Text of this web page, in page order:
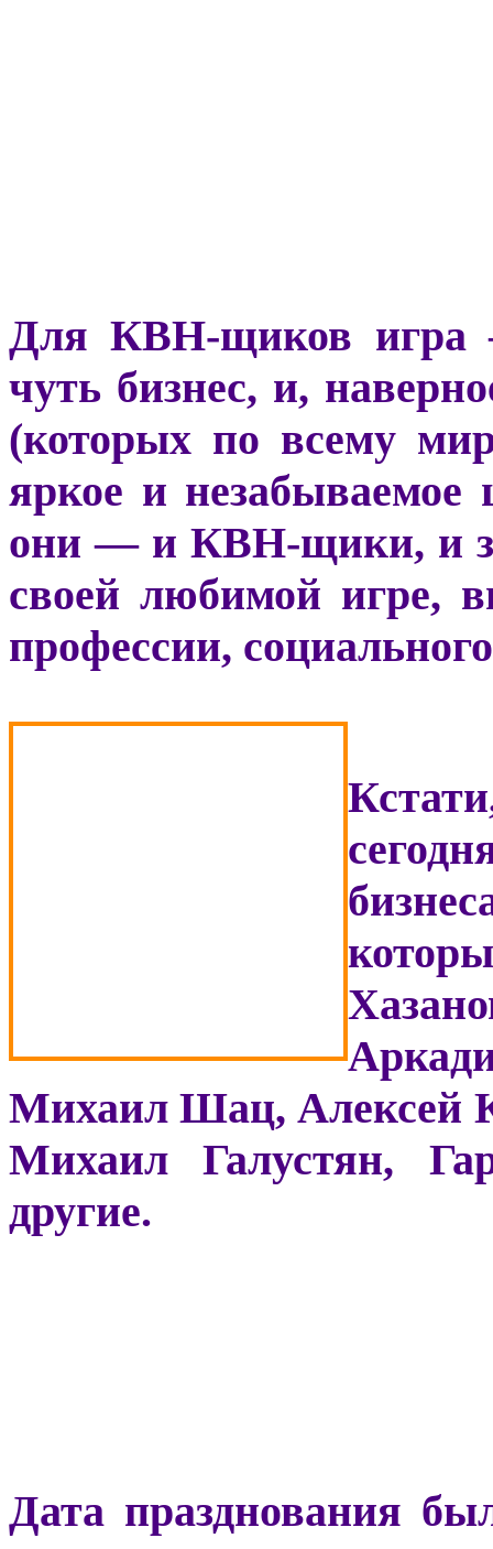
Для КВН-щиков игра
чуть бизнес, и,
(которых по всему
яркое и незабываемое
они — и КВН-щики, и
своей любимой игре,
профессии,
Михаил Шац, Алексей
Михаил Галустян,
другие.
Дата празднования